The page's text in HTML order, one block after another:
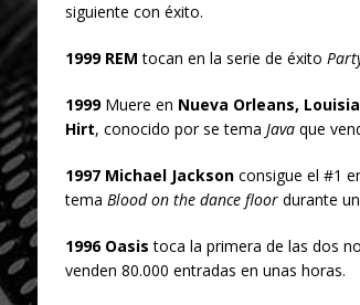
siguiente con éxito.
1999 REM tocan en la serie de éxito
1999Muere en Nueva Orleans,
Hirt, conocido por se tema Javaque
1997 Michael Jacksonconsigue el #1
tema Blood on the dance floordurante
1996 Oasis toca la primera de las dos
venden 80.000 entradas en unas horas.